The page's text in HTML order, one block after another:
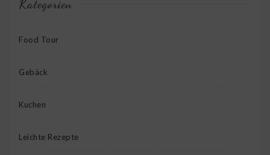
Kategorien
Food Tour
Gebäck
Kuchen
Leichte Rezepte